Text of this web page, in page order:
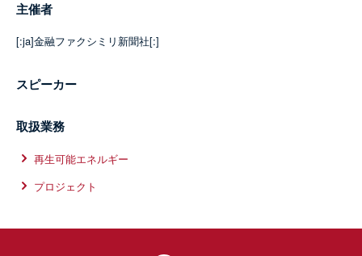
主催者
[:ja]金融ファクシミリ新聞社[:]
スピーカー
取扱業務
再生可能エネルギー
プロジェクト